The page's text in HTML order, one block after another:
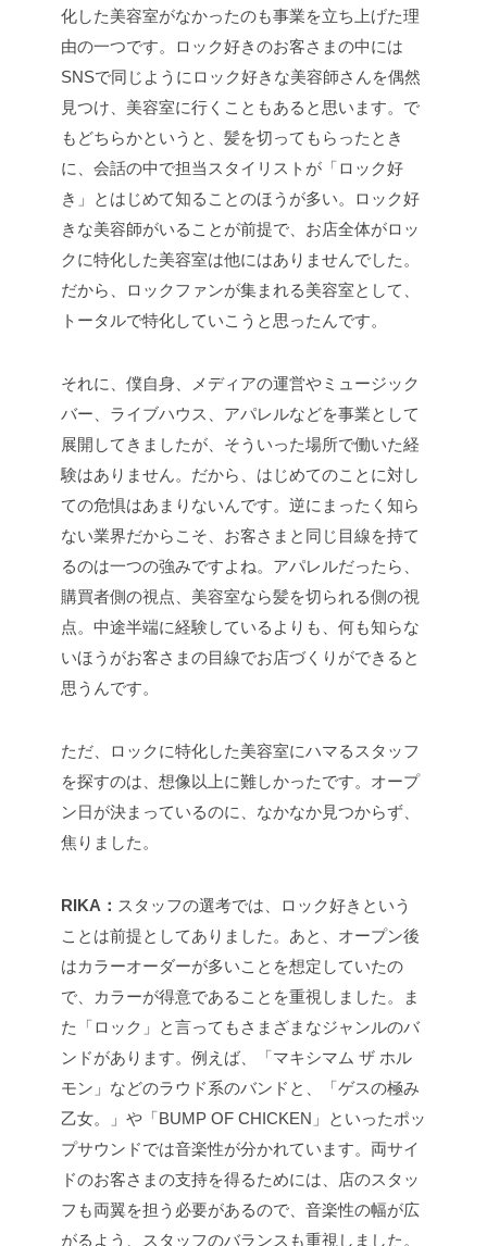
化した美容室がなかったのも事業を立ち上げた理
由の一つです。ロック好きのお客さまの中には
SNSで同じようにロック好きな美容師さんを偶然
見つけ、美容室に行くこともあると思います。で
もどちらかというと、髪を切ってもらったとき
に、会話の中で担当スタイリストが「ロック好
き」とはじめて知ることのほうが多い。ロック好
きな美容師がいることが前提で、お店全体がロッ
クに特化した美容室は他にはありませんでした。
だから、ロックファンが集まれる美容室として、
トータルで特化していこうと思ったんです。
それに、僕自身、メディアの運営やミュージック
バー、ライブハウス、アパレルなどを事業として
展開してきましたが、そういった場所で働いた経
験はありません。だから、はじめてのことに対し
ての危惧はあまりないんです。逆にまったく知ら
ない業界だからこそ、お客さまと同じ目線を持て
るのは一つの強みですよね。アパレルだったら、
購買者側の視点、美容室なら髪を切られる側の視
点。中途半端に経験しているよりも、何も知らな
いほうがお客さまの目線でお店づくりができると
思うんです。
ただ、ロックに特化した美容室にハマるスタッフ
を探すのは、想像以上に難しかったです。オープ
ン日が決まっているのに、なかなか見つからず、
焦りました。
RIKA： スタッフの選考では、ロック好きという
ことは前提としてありました。あと、オープン後
はカラーオーダーが多いことを想定していたの
で、カラーが得意であることを重視しました。ま
た「ロック」と言ってもさまざまなジャンルのバ
ンドがあります。例えば、「マキシマム ザ ホル
モン」などのラウド系のバンドと、「ゲスの極み
乙女。」や「BUMP OF CHICKEN」といったポッ
プサウンドでは音楽性が分かれています。両サイ
ドのお客さまの支持を得るためには、店のスタッ
フも両翼を担う必要があるので、音楽性の幅が広
がるよう、スタッフのバランスも重視しました。